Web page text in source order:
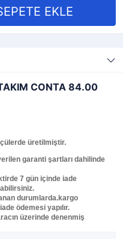
CONTA 84.00
üretilmiştir.
garanti şartları dahilinde
7 gün içinde iade
durumlarda.kargo
ödemesi yapılır.
üzerinde denenmiş